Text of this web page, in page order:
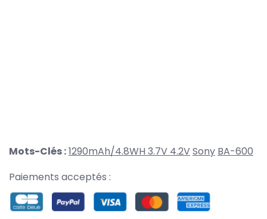
Mots-Clés :1290mAh/4.8WH 3.7V 4.2VSony BA-600
Paiements acceptés :